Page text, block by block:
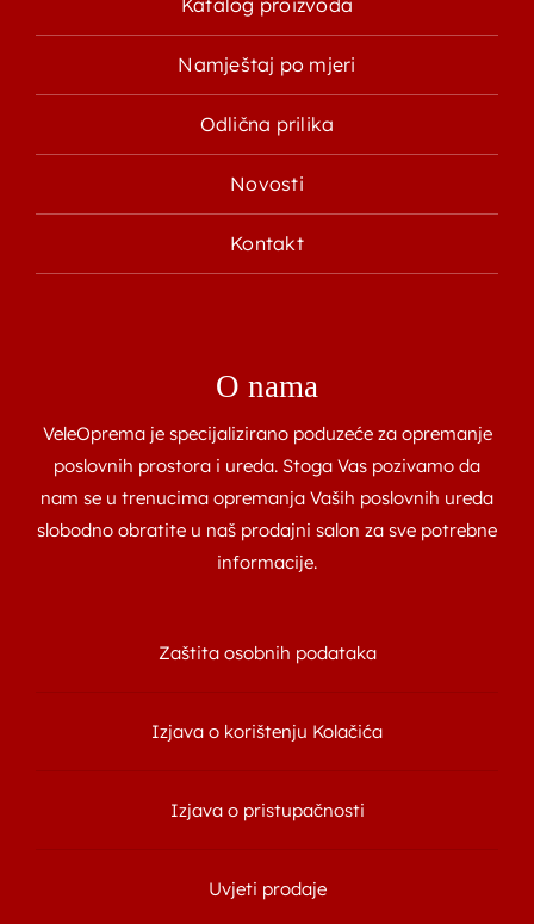
Namještaj po mjeri
Odlična prilika
Novosti
Kontakt
O nama
VeleOprema je specijalizirano poduzeće za opremanje
poslovnih prostora i ureda. Stoga Vas pozivamo da
nam se u trenucima opremanja Vaših poslovnih ureda
slobodno obratite u naš prodajni salon za sve potrebne
informacije.
Zaštita osobnih podataka
Izjava o korištenju Kolačića
Izjava o pristupačnosti
Uvjeti prodaje